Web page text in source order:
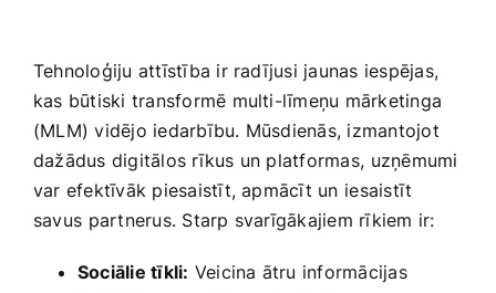
Tehnoloģiju attīstība ir radījusi jaunas iespējas,
kas būtiski​ transformē multi-līmeņu mārketinga
(MLM) vidējo iedarbību. Mūsdienās, izmantojot
dažādus digitālos rīkus un platformas,⁣ uzņēmumi
var efektīvāk piesaistīt, apmācīt un ⁣iesaistīt
savus⁣ partnerus. Starp svarīgākajiem rīkiem​ ir:
Sociālie tīkli: Veicina ātru informācijas